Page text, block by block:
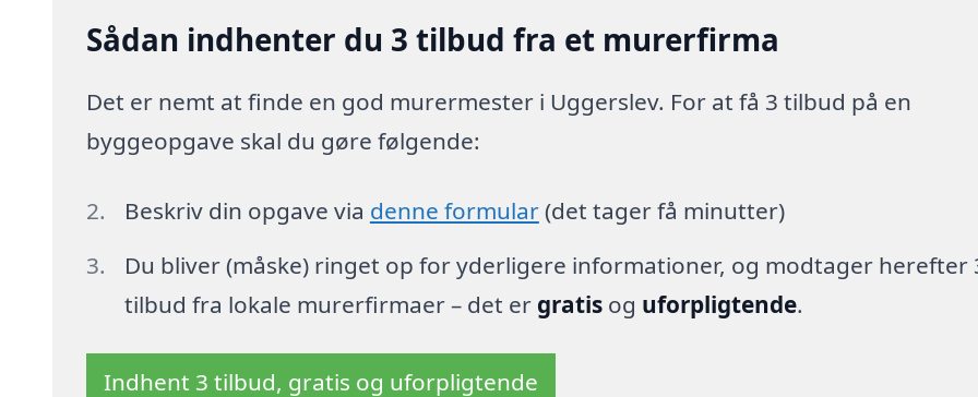
Sådan indhenter du 3 tilbud fra et murerfirma
Det er nemt at finde en god murermester i Uggerslev. For at få 3 tilbud på en
byggeopgave skal du gøre følgende:
Beskriv din opgave via denne formular(det tager få minutter)
Du bliver (måske) ringet op for yderligere informationer, og modtager herefter
tilbud fra lokale murerfirmaer – det er gratisog uforpligtende.
Indhent 3 tilbud, gratis og uforpligtende